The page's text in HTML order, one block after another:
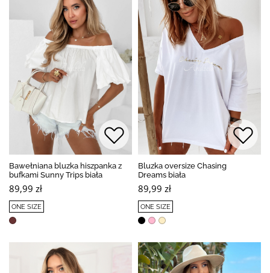
Bawełniana bluzka hiszpanka z
bufkami Sunny Trips biała
89,99 zł
ONE SIZE
Bluzka oversize Chasing
Dreams biała
89,99 zł
ONE SIZE